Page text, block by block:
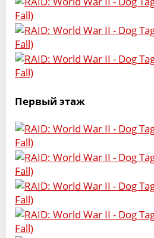
Первый этаж